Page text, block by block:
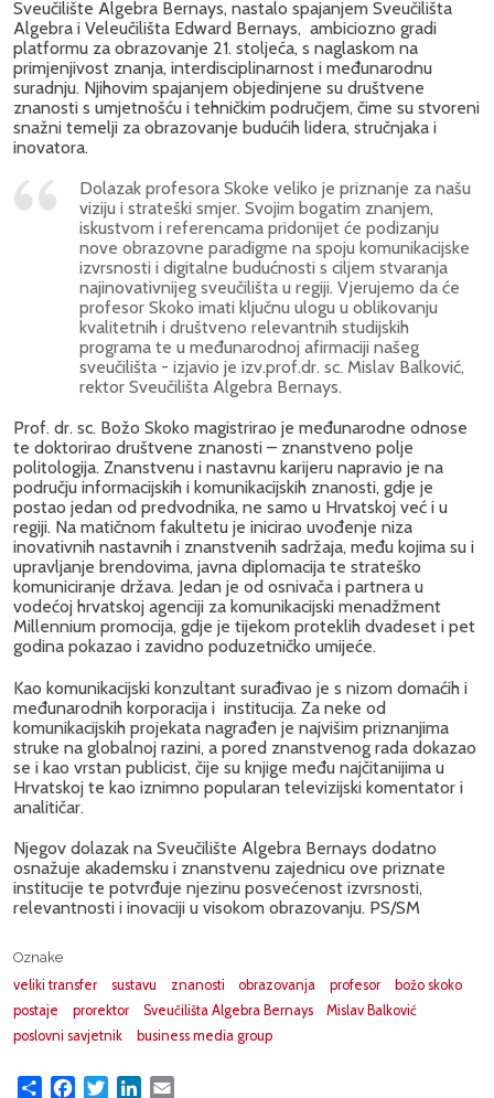
Sveučilište Algebra Bernays, nastalo spajanjem Sveučilišta
Algebra i Veleučilišta Edward Bernays, ambiciozno gradi
platformu za obrazovanje 21. stoljeća, s naglaskom na
primjenjivost znanja, interdisciplinarnost i međunarodnu
suradnju. Njihovim spajanjem objedinjene su društvene
znanosti s umjetnošću i tehničkim područjem, čime su stvoreni
snažni temelji za obrazovanje budućih lidera, stručnjaka i
inovatora.
Dolazak profesora Skoke veliko je priznanje za našu
viziju i strateški smjer. Svojim bogatim znanjem,
iskustvom i referencama pridonijet će podizanju
nove obrazovne paradigme na spoju komunikacijske
izvrsnosti i digitalne budućnosti s ciljem stvaranja
najinovativnijeg sveučilišta u regiji. Vjerujemo da će
profesor Skoko imati ključnu ulogu u oblikovanju
kvalitetnih i društveno relevantnih studijskih
programa te u međunarodnoj afirmaciji našeg
sveučilišta - izjavio je izv.prof.dr. sc. Mislav Balković,
rektor Sveučilišta Algebra Bernays.
Prof. dr. sc. Božo Skoko magistrirao je međunarodne odnose
te doktorirao društvene znanosti – znanstveno polje
politologija. Znanstvenu i nastavnu karijeru napravio je na
području informacijskih i komunikacijskih znanosti, gdje je
postao jedan od predvodnika, ne samo u Hrvatskoj već i u
regiji. Na matičnom fakultetu je inicirao uvođenje niza
inovativnih nastavnih i znanstvenih sadržaja, među kojima su i
upravljanje brendovima, javna diplomacija te strateško
komuniciranje država. Jedan je od osnivača i partnera u
vodećoj hrvatskoj agenciji za komunikacijski menadžment
Millennium promocija, gdje je tijekom proteklih dvadeset i pet
godina pokazao i zavidno poduzetničko umijeće.
Kao komunikacijski konzultant surađivao je s nizom domaćih i
međunarodnih korporacija i institucija. Za neke od
komunikacijskih projekata nagrađen je najvišim priznanjima
struke na globalnoj razini, a pored znanstvenog rada dokazao
se i kao vrstan publicist, čije su knjige među najčitanijima u
Hrvatskoj te kao iznimno popularan televizijski komentator i
analitičar.
Njegov dolazak na Sveučilište Algebra Bernays dodatno
osnažuje akademsku i znanstvenu zajednicu ove priznate
institucije te potvrđuje njezinu posvećenost izvrsnosti,
relevantnosti i inovaciji u visokom obrazovanju. PS/SM
Oznake
veliki transfer
sustavu znanosti obrazovanja profesor
božo skoko
postaje
prorektor Sveučilišta Algebra Bernays
Mislav Balković
poslovni savjetnik
business media group
Share FacebookTwitterLinkedIn